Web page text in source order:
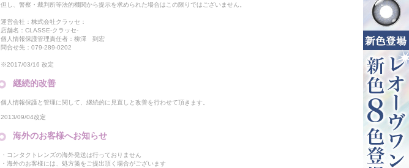
但し、警察・裁判所等法的機関から提示を求められた場合はこの限りではございません。
運営会社：株式会社クラッセ：
店舗名：CLASSE-クラッセ-
個人情報保護管理責任者：柳澤 到宏
問合せ先：079-289-0202
※2017/03/16 改定
継続的改善
個人情報保護と管理に関して、継続的に見直しと改善を行わせて頂きます。
2013/09/04改定
海外のお客様へお知らせ
・コンタクトレンズの海外発送は行っておりません
・海外のお客様には、処方箋をご提出頂く場合がございます